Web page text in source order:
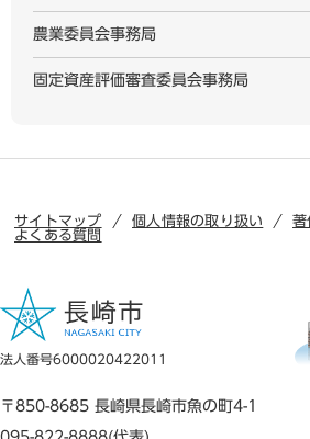
農業委員会事務局
固定資産評価審査委員会事務局
サイトマップ 個人情報の取り扱い
著
よくある質問
法人番号6000020422011
〒850-8685 長崎県長崎市魚の町4-1